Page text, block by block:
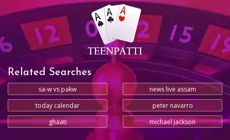
Related Searches
sa-w vs pakw
news live assam
today calendar
peter navarro
ghaati
michael jackson